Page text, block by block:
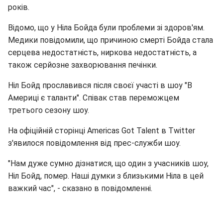
років.
Відомо, що у Ніла Бойда були проблеми зі здоров'ям.
Медики повідомили, що причиною смерті Бойда стала
серцева недостатність, ниркова недостатність, а
також серйозне захворювання печінки.
Ніл Бойд прославився після своєї участі в шоу "В
Америці є таланти". Співак став переможцем
третього сезону шоу.
На офіційній сторінці Americas Got Talent в Twitter
з'явилося повідомлення від прес-служби шоу.
"Нам дуже сумно дізнатися, що один з учасників шоу,
Ніл Бойд, помер. Наші думки з близькими Ніла в цей
важкий час", - сказано в повідомленні.